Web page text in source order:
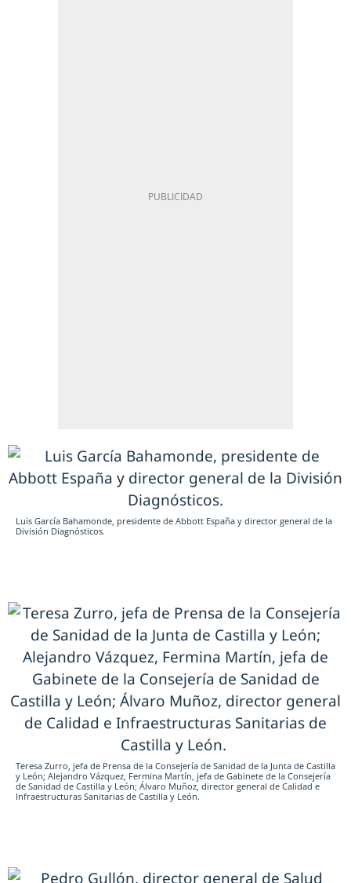
Luis García Bahamonde, presidente de Abbott España y director general de la
División Diagnósticos.
Teresa Zurro, jefa de Prensa de la Consejería de Sanidad de la Junta de Castilla
y León; Alejandro Vázquez, Fermina Martín, jefa de Gabinete de la Consejería
de Sanidad de Castilla y León; Álvaro Muñoz, director general de Calidad e
Infraestructuras Sanitarias de Castilla y León.